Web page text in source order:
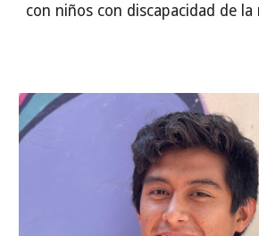
con niños con discapacidad de la